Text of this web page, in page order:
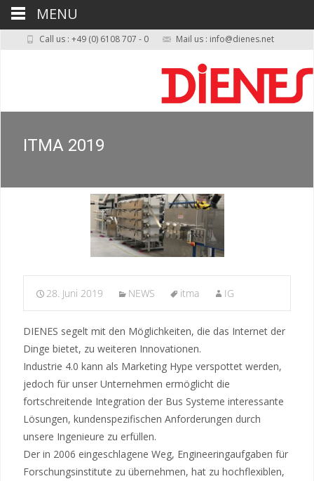
Call us : +49 (0) 6108 707 - 0 Mail us : info@dienes.net
ITMA 2019
28. Juni 2019 NEWS itma IG
DIENES segelt mit den Möglichkeiten, die das Internet der
Dinge bietet, zu weiteren Innovationen.
Industrie 4.0 kann als Marketing Hype verspottet werden,
jedoch für unser Unternehmen ermöglicht die
fortschreitende Integration der Bus Systeme interessante
Lösungen, kundenspezifischen Anforderungen durch
unsere Ingenieure zu erfüllen.
Der in 2006 eingeschlagene Weg, Engineeringaufgaben für
Forschungsinstitute zu übernehmen, hat zu hochflexiblen,
MENU